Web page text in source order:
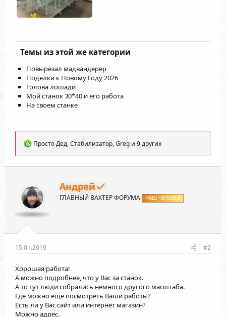
Темы из этой же категории
Повырезал мадвандерер
Поделки к Новому Году 2026
Голова лошади
Мой станок 30*40 и его работа
На своем станке
Р
а
к
и
и
:
Просто Дед,Стабилизатор,Greg и 9 других
Андрей
ГЛАВНЫЙ ВАХТЕР ФОРУМА НАШ ЧЕЛОВЕК
15.01.2019 #2
Хорошая работа!
А можно подробнее, что у Вас за станок.
А то тут люди собрались немного другого масштаба.
Где можно еще посмотреть Ваши работы?
Есть ли у Вас сайт или интернет магазин?
Можно адрес.